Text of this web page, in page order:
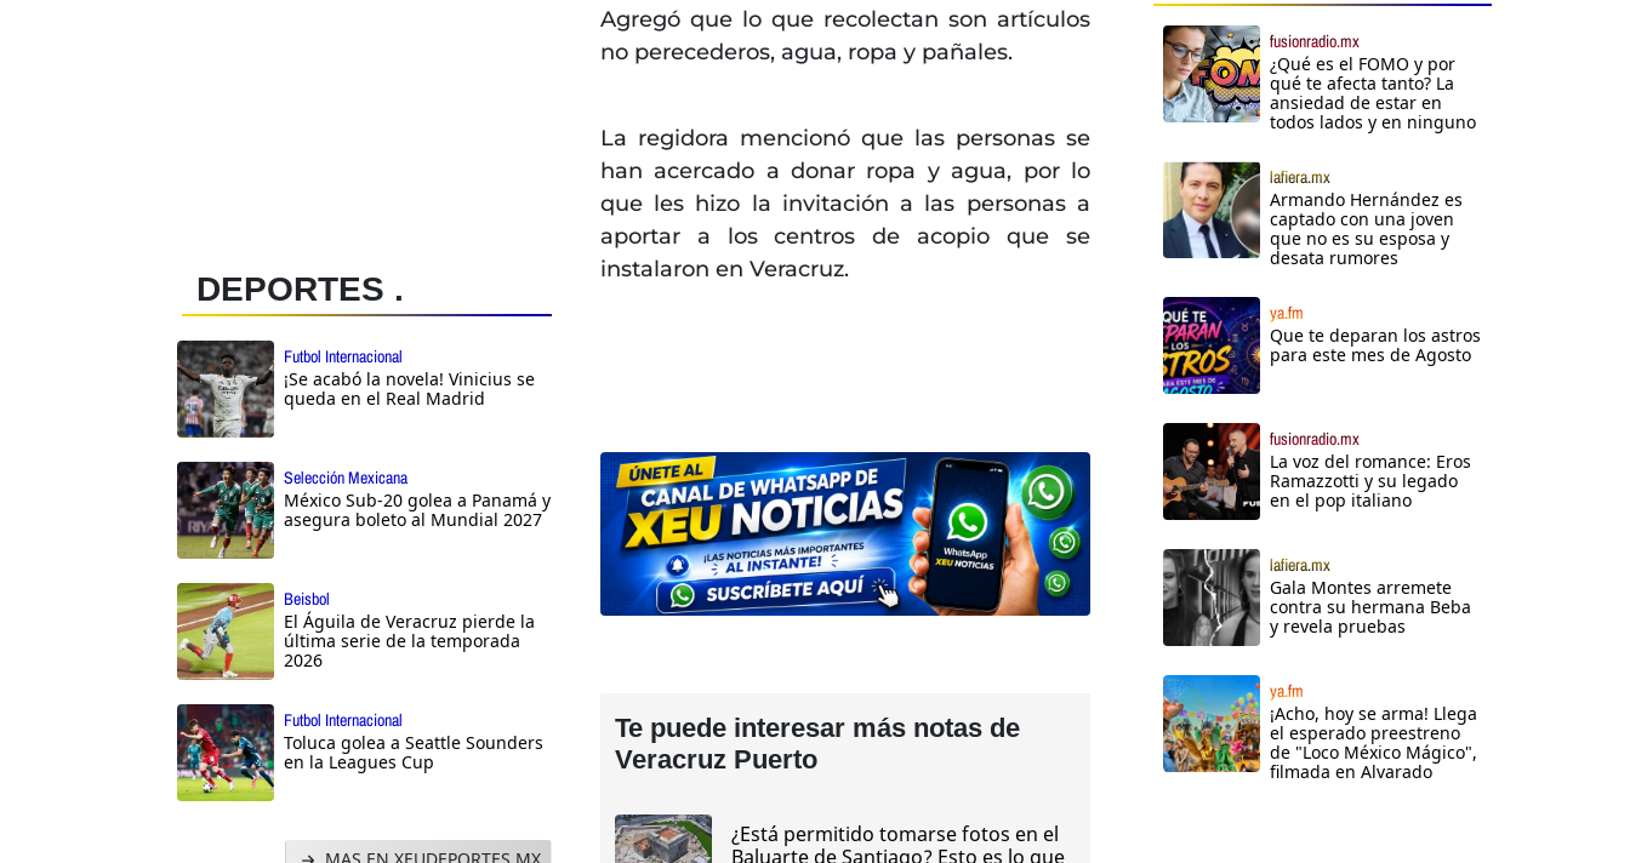
DEPORTES .
Futbol Internacional
¡Se acabó la novela! Vinicius se
queda en el Real Madrid
Selección Mexicana
México Sub-20 golea a Panamá y
asegura boleto al Mundial 2027
Beisbol
El Águila de Veracruz pierde la
última serie de la temporada
2026
Futbol Internacional
Toluca golea a Seattle Sounders
en la Leagues Cup
Agregó que lo que recolectan son artículos
no perecederos, agua, ropa y pañales.
La regidora mencionó que las personas se
han acercado a donar ropa y agua, por lo
que les hizo la invitación a las personas a
aportar a los centros de acopio que se
instalaron en Veracruz.
Te puede interesar más notas de
Veracruz Puerto
¿Está permitido tomarse fotos en el
Baluarte de Santiago? Esto es lo que
fusionradio.mx
¿Qué es el FOMO y por
qué te afecta tanto? La
ansiedad de estar en
todos lados y en ninguno
lafiera.mx
Armando Hernández es
captado con una joven
que no es su esposa y
desata rumores
ya.fm
Que te deparan los astros
para este mes de Agosto
fusionradio.mx
La voz del romance: Eros
Ramazzotti y su legado
en el pop italiano
lafiera.mx
Gala Montes arremete
contra su hermana Beba
y revela pruebas
ya.fm
¡Acho, hoy se arma! Llega
el esperado preestreno
de "Loco México Mágico",
filmada en Alvarado